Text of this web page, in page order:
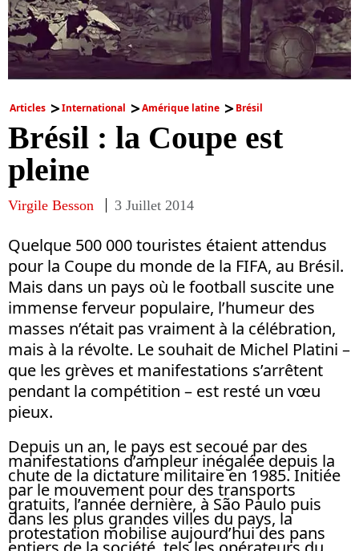
Articles International Amérique latine Brésil
Brésil : la Coupe est
pleine
Virgile Besson 3 Juillet 2014
Quelque 500 000 touristes étaient attendus
pour la Coupe du monde de la FIFA, au Brésil.
Mais dans un pays où le football suscite une
immense ferveur populaire, l’humeur des
masses n’était pas vraiment à la célébration,
mais à la révolte. Le souhait de Michel Platini –
que les grèves et manifestations s’arrêtent
pendant la compétition – est resté un vœu
pieux.
Depuis un an, le pays est secoué par des
manifestations d’ampleur inégalée depuis la
chute de la dictature militaire en 1985. Initiée
par le mouvement pour des transports
gratuits, l’année dernière, à São Paulo puis
dans les plus grandes villes du pays, la
protestation mobilise aujourd’hui des pans